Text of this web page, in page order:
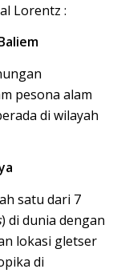
Lorentz :
pesona alam
di wilayah
satu dari 7
) di dunia dengan
lokasi gletser
di